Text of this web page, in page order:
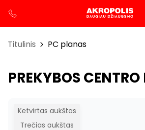
Titulinis PC planas
PREKYBOS